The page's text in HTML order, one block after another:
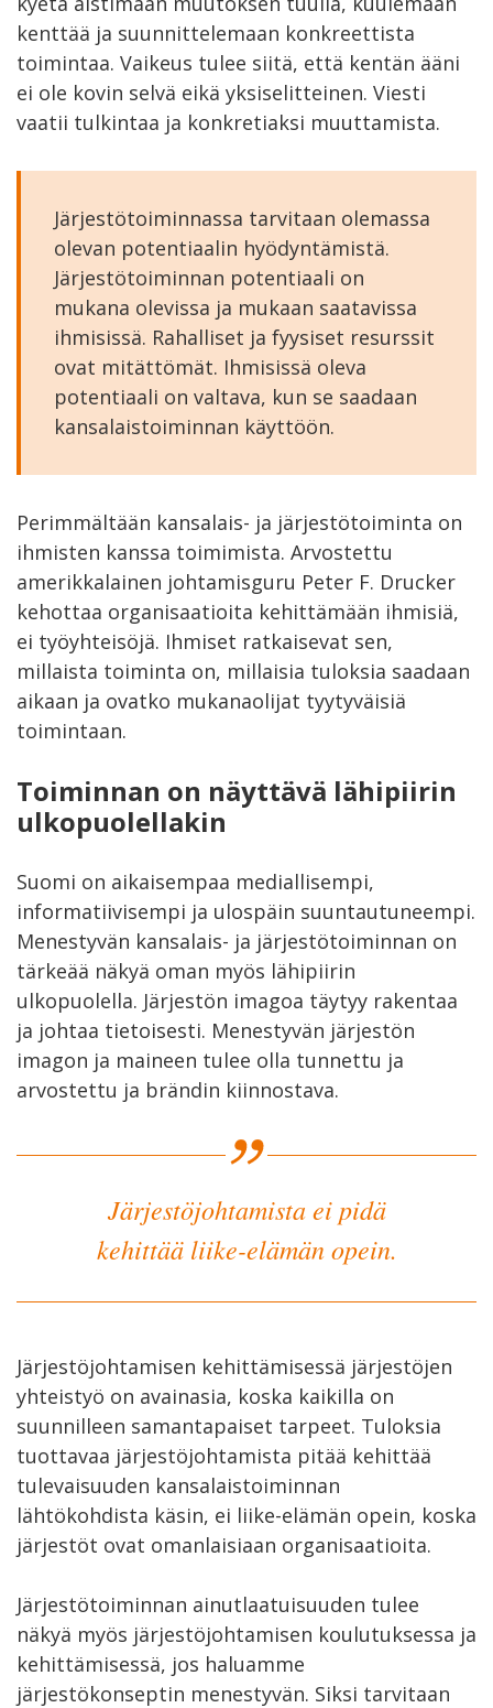
kenttää ja suunnittelemaan konkreettista
toimintaa. Vaikeus tulee siitä, että kentän ääni
ei ole kovin selvä eikä yksiselitteinen. Viesti
vaatii tulkintaa ja konkretiaksi muuttamista.
Järjestötoiminnassa tarvitaan olemassa
olevan potentiaalin hyödyntämistä.
Järjestötoiminnan potentiaali on
mukana olevissa ja mukaan saatavissa
ihmisissä. Rahalliset ja fyysiset resurssit
ovat mitättömät. Ihmisissä oleva
potentiaali on valtava, kun se saadaan
kansalaistoiminnan käyttöön.
Perimmältään kansalais- ja järjestötoiminta on
ihmisten kanssa toimimista. Arvostettu
amerikkalainen johtamisguru Peter F. Drucker
kehottaa organisaatioita kehittämään ihmisiä,
ei työyhteisöjä. Ihmiset ratkaisevat sen,
millaista toiminta on, millaisia tuloksia saadaan
aikaan ja ovatko mukanaolijat tyytyväisiä
toimintaan.
Toiminnan on näyttävä lähipiirin
ulkopuolellakin
Suomi on aikaisempaa mediallisempi,
informatiivisempi ja ulospäin suuntautuneempi.
Menestyvän kansalais- ja järjestötoiminnan on
tärkeää näkyä oman myös lähipiirin
ulkopuolella. Järjestön imagoa täytyy rakentaa
ja johtaa tietoisesti. Menestyvän järjestön
imagon ja maineen tulee olla tunnettu ja
arvostettu ja brändin kiinnostava.
Järjestöjohtamista ei pidä
kehittää liike-elämän opein.
Järjestöjohtamisen kehittämisessä järjestöjen
yhteistyö on avainasia, koska kaikilla on
suunnilleen samantapaiset tarpeet. Tuloksia
tuottavaa järjestöjohtamista pitää kehittää
tulevaisuuden kansalaistoiminnan
lähtökohdista käsin, ei liike-elämän opein, koska
järjestöt ovat omanlaisiaan organisaatioita.
Järjestötoiminnan ainutlaatuisuuden tulee
näkyä myös järjestöjohtamisen koulutuksessa ja
kehittämisessä, jos haluamme
järjestökonseptin menestyvän. Siksi tarvitaan